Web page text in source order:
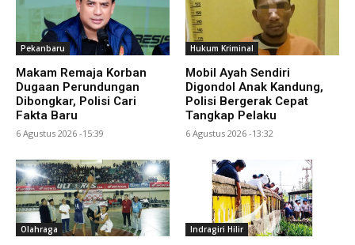
Pekanbaru
Makam Remaja Korban
Dugaan Perundungan
Dibongkar, Polisi Cari
Fakta Baru
6 Agustus 2026 -15:39
Hukum Kriminal
Mobil Ayah Sendiri
Digondol Anak Kandung,
Polisi Bergerak Cepat
Tangkap Pelaku
6 Agustus 2026 -13:32
Olahraga Indragiri Hilir